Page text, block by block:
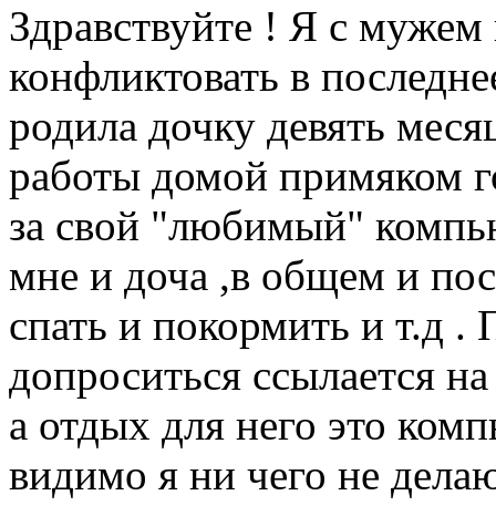
Здравствуйте ! Я с
конфликтовать в
родила дочку девять
работы домой примяком
за свой "любимый"
мне и доча ,в общем и
спать и покормить и т.д
допроситься ссылается
а отдых для него это
видимо я ни чего не